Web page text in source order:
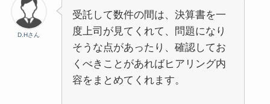
D.Hさん
受託して数件の間は、決算書を一
度上司が見てくれて、問題になり
そうな点があったり、確認してお
くべきことがあればヒアリング内
容をまとめてくれます。